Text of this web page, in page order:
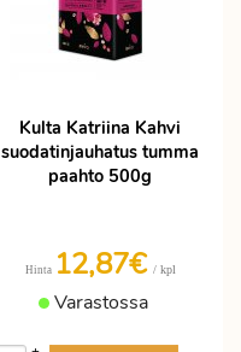
Kulta Katriina Kahvi
suodatinjauhatus tumma
paahto 500g
Hinta 12,87€ / kpl
Varastossa